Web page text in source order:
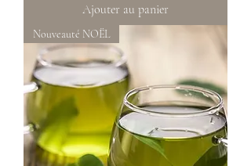
Ajouter au panier
Nouveauté NOËL